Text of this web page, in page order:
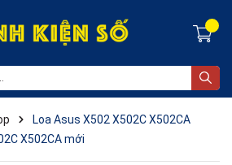
Loa Asus X502 X502C X502CA
X502CA mới